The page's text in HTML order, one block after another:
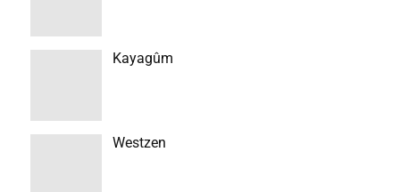
Kayagûm
Westzen